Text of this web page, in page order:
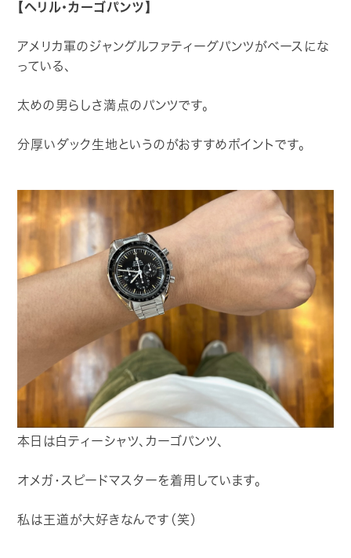
【ヘリル・カーゴパンツ】
アメリカ軍のジャングルファティーグパンツがベースにな
っている、
太めの男らしさ満点のパンツです。
分厚いダック生地というのがおすすめポイントです。
本日は白ティーシャツ、カーゴパンツ、
オメガ・スピードマスターを着用しています。
私は王道が大好きなんです（笑）